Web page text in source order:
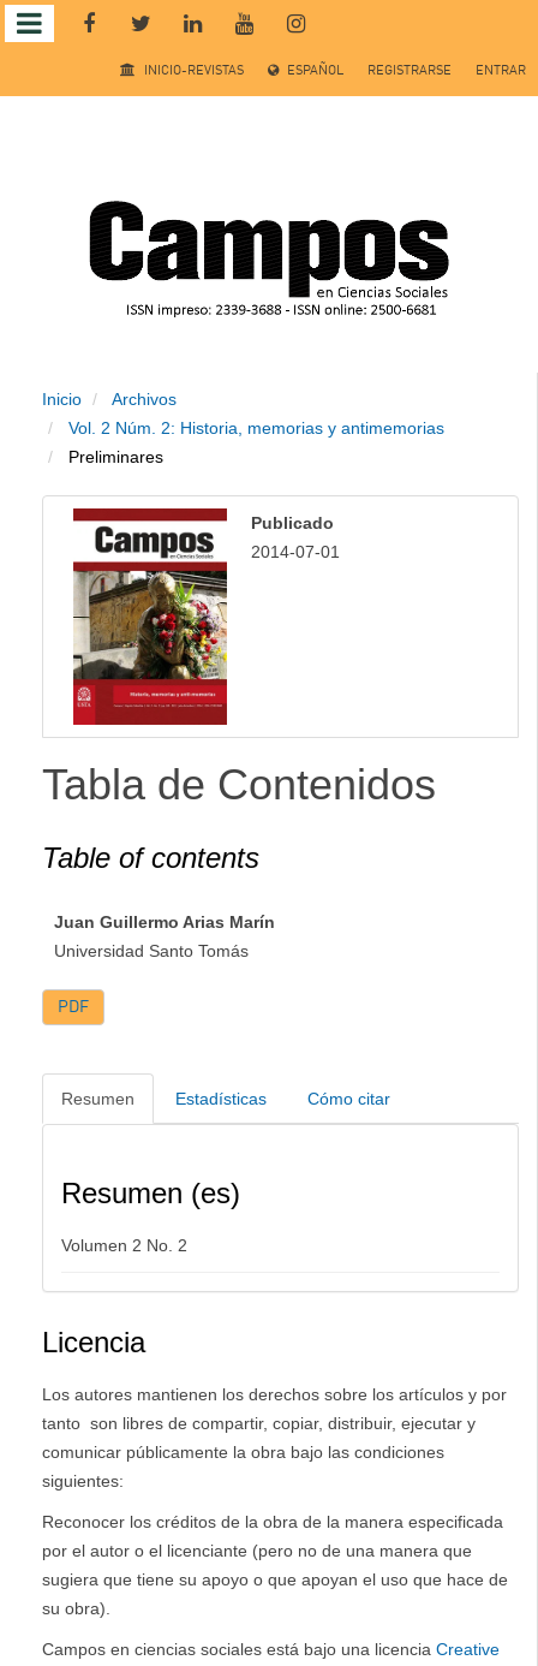
Salto
rápido
contenido
Navegación
principal
Contenido
principal
Barra
INICIO-REVISTAS ESPAÑOL REGISTRARSE ENTRAR
Inicio
Archivos
Vol. 2 Núm. 2: Historia, memorias y antimemorias
Preliminares
Publicado
2014-07-01
Tabla de Contenidos
Table of contents
Juan Guillermo Arias Marín
Universidad Santo Tomás
PDF
Resumen Estadísticas Cómo citar
Resumen (es)
Volumen 2 No. 2
Licencia
Los autores mantienen los derechos sobre los artículos y por
tanto son libres de compartir, copiar, distribuir, ejecutar y
comunicar públicamente la obra bajo las condiciones
siguientes:
Reconocer los créditos de la obra de la manera especificada
por el autor o el licenciante (pero no de una manera que
sugiera que tiene su apoyo o que apoyan el uso que hace de
su obra).
Campos en ciencias sociales está bajo una licencia Creative